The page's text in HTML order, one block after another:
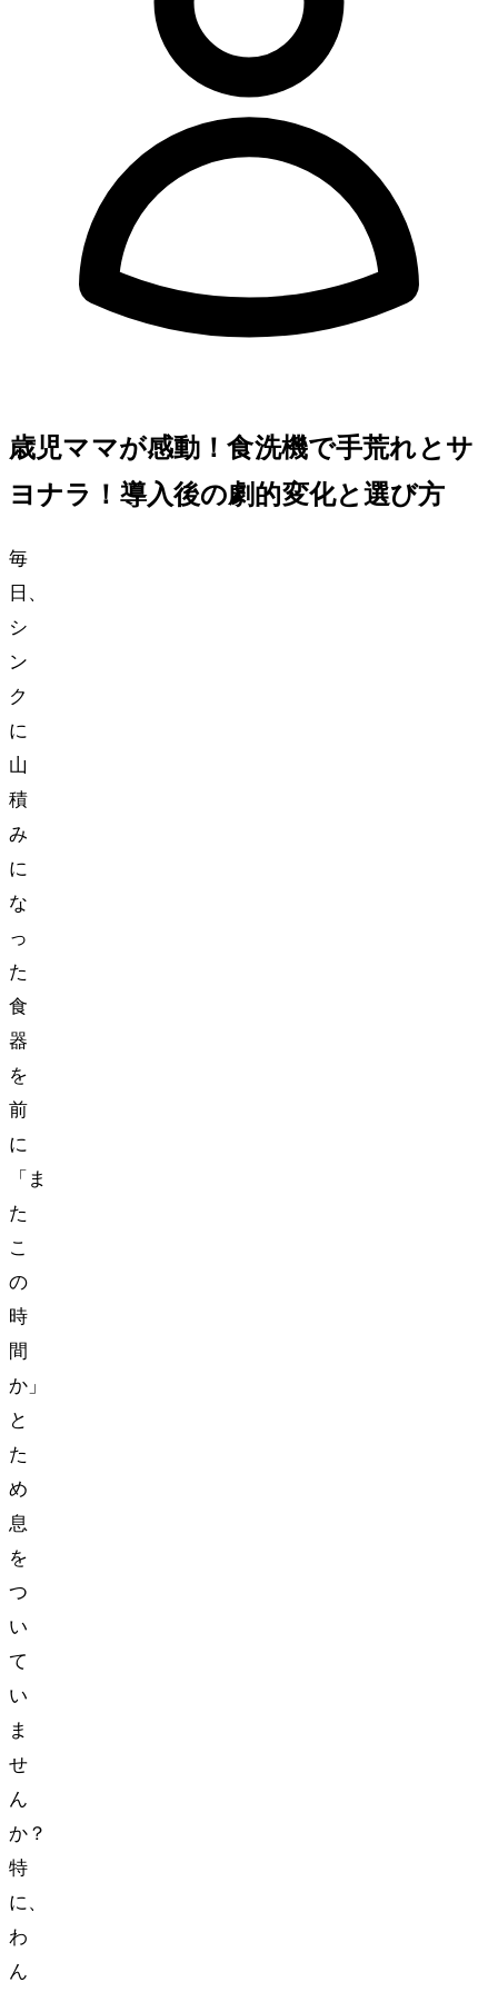
3歳児ママが感動！食洗機で手荒れとサ
ヨナラ！導入後の劇的変化と選び方
毎
日、
シ
ン
ク
に
山
積
み
に
な
っ
た
食
器
を
前
に
「ま
た
こ
の
時
間
か…」
と
た
め
息
を
つ
い
て
い
ま
せ
ん
か？
特
に、
わ
ん